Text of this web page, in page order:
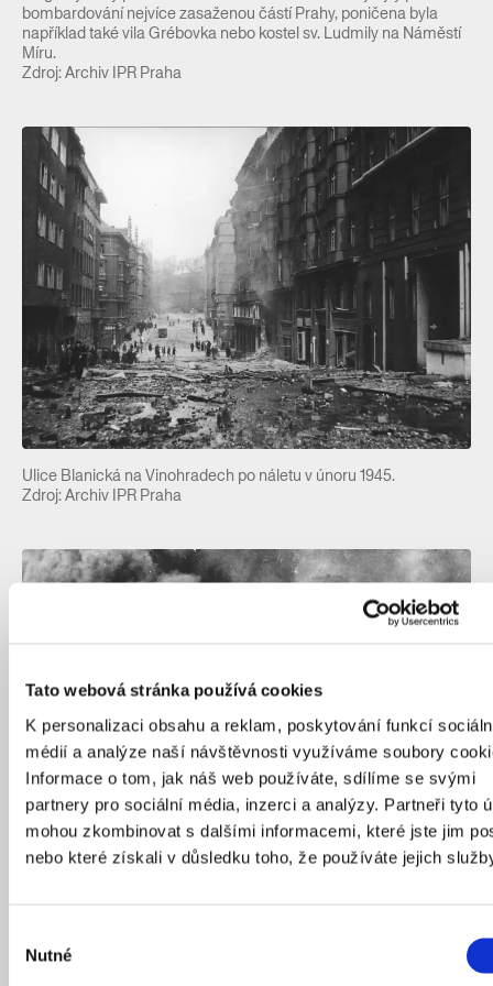
Tato webová stránka používá cookies
K personalizaci obsahu a reklam, poskytování funkcí
médií a analýze naší návštěvnosti využíváme soubory
Informace o tom, jak náš web používáte, sdílíme se svými
partnery pro sociální média, inzerci a analýzy. Partneři tyto
mohou zkombinovat s dalšími informacemi, které jste jim
nebo které získali v důsledku toho, že používáte jejich
souhlasu
Nutné
bombardování nejvíce zasaženou částí Prahy, poničena byla
například také vila Grébovka nebo kostel sv. Ludmily na Náměstí
Míru.
Zdroj: Archiv IPR Praha
Ulice Blanická na Vinohradech po náletu v únoru 1945.
Zdroj: Archiv IPR Praha
Požár libeňské lokomotivky Praga na Českomoravské po náletu